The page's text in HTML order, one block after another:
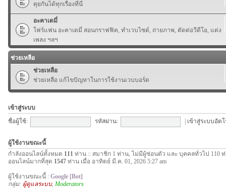
คุยกันได้ทุกเรื่องที่นี่
อะคาเดมี่
โฟร์แฟน อะคาเดมี่ สอนกราฟฟิค, ทำเวบไซต์, ถ่ายภาพ, ตัดต่อวีดีโอ, แต่ง
เพลง ฯลฯ
ช่วยเหลือ
ช่วยเหลือ
ช่วยเหลือ แก้ไขปัญหาในการใช้งานเวบบอร์ด
เข้าสู่ระบบ
ชื่อผู้ใช้:
รหัสผ่าน: เข้าสู่ระบบอัต
ผู้ใช้งานขณะนี้
กำลังออนไลน์ทั้งหมด 111 ท่าน :: สมาชิก 1 ท่าน, ไม่มีผู้ซ่อนตัว และ บุคคลทั่วไป 110
ออนไลน์มากที่สุด 1547 ท่าน เมื่อ อาทิตย์ มี.ค. 01, 2026 5:27 am
ผู้ใช้งานขณะนี้ : Google [Bot]
กลุ่ม: ผู้ดูแลระบบ, Moderators